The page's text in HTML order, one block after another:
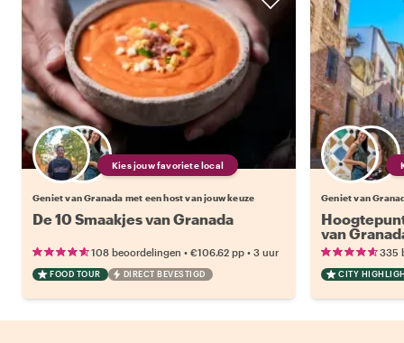
Kies jouw favoriete local
Geniet van Granada met een host van jouw keuze
De 10 Smaakjes van Granada
108 beoordelingen • €106.62 pp • 3 uur
FOOD TOUR DIRECT BEVESTIGD
Geniet van
van
335
CITY